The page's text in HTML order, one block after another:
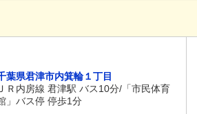
葉県君津市内箕輪１丁目
ＪＲ内房線 君津駅 バス10分/「市民体育
」バス停 停歩1分